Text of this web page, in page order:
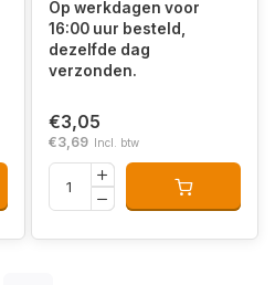
Op werkdagen voor
16:00 uur besteld,
dezelfde dag
verzonden.
€3,05
€3,69 Incl. btw